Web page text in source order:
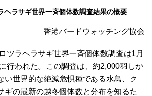
ヘラサギ世界一斉個体数調査結果の概要
香港バードウォッチング協会
ツラヘラサギ世界一斉個体数調査は1月
行われた。この調査は、約2,000羽しか
い世界的な絶滅危惧種である水鳥、ク
ギの最新の越冬個体数と分布を知るた